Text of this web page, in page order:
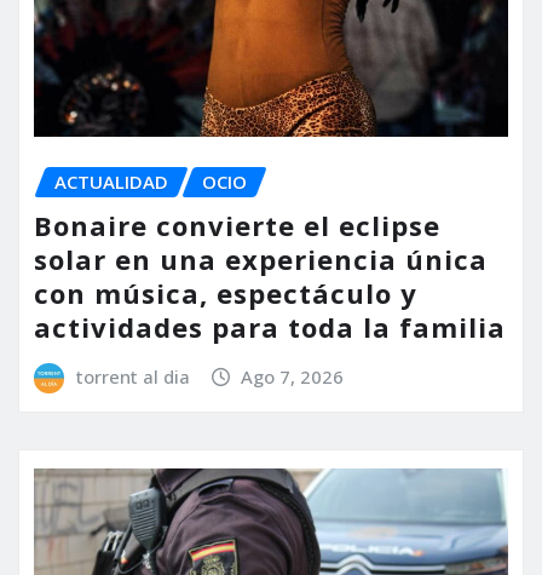
ACTUALIDAD OCIO
Bonaire convierte el eclipse
solar en una experiencia única
con música, espectáculo y
actividades para toda la familia
torrent al dia Ago 7, 2026